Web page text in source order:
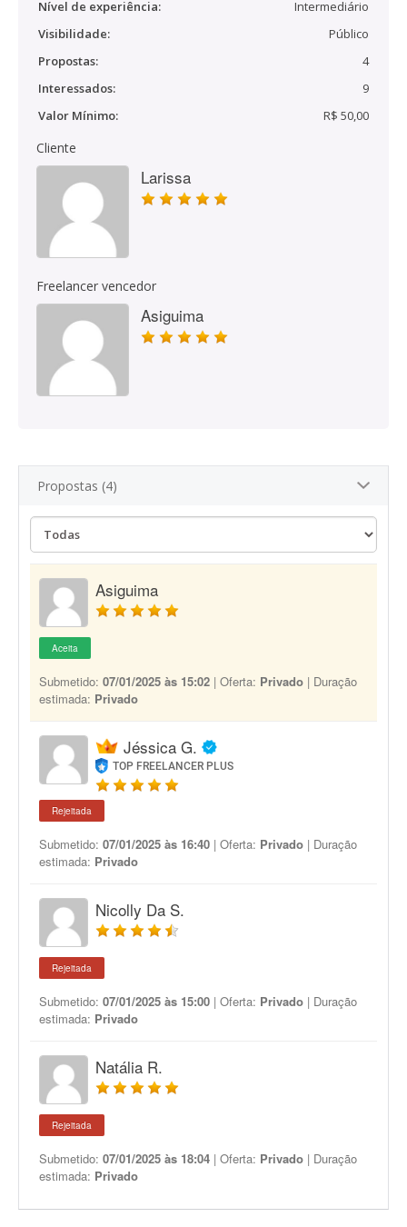
Nível de experiência:
Intermediário
Visibilidade:
Público
Propostas:
4
Interessados:
9
Valor Mínimo:
R$ 50,00
Cliente
Larissa
Freelancer vencedor
Asiguima
Propostas (4)
Asiguima
Aceita
Submetido: 07/01/2025 às 15:02 | Oferta: Privado | Duração
estimada: Privado
Jéssica G.
TOP FREELANCER PLUS
Rejeitada
Submetido: 07/01/2025 às 16:40 | Oferta: Privado | Duração
estimada: Privado
Nicolly Da S.
Rejeitada
Submetido: 07/01/2025 às 15:00 | Oferta: Privado | Duração
estimada: Privado
Natália R.
Rejeitada
Submetido: 07/01/2025 às 18:04 | Oferta: Privado | Duração
estimada: Privado